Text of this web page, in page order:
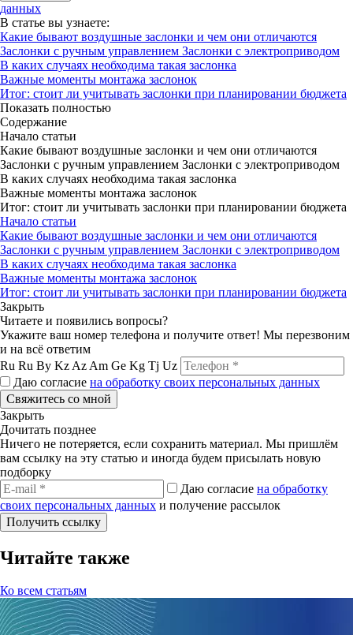
данных
В статье вы узнаете:
Какие бывают воздушные заслонки и чем они отличаются
Заслонки с ручным управлением Заслонки с электроприводом
В каких случаях необходима такая заслонка
Важные моменты монтажа заслонок
Итог: стоит ли учитывать заслонки при планировании бюджета
Показать полностью
Содержание
Начало статьи
Какие бывают воздушные заслонки и чем они отличаются
Заслонки с ручным управлением Заслонки с электроприводом
В каких случаях необходима такая заслонка
Важные моменты монтажа заслонок
Итог: стоит ли учитывать заслонки при планировании бюджета
Начало статьи
Какие бывают воздушные заслонки и чем они отличаются
Заслонки с ручным управлением Заслонки с электроприводом
В каких случаях необходима такая заслонка
Важные моменты монтажа заслонок
Итог: стоит ли учитывать заслонки при планировании бюджета
Закрыть
Читаете и появились вопросы?
Укажите ваш номер телефона и получите ответ! Мы перезвоним
и на всё ответим
Ru Ru By Kz Az Am Ge Kg Tj Uz
Даю согласие на обработку своих персональных данных
Свяжитесь со мной
Закрыть
Дочитать позднее
Ничего не потеряется, если сохранить материал. Мы пришлём
вам ссылку на эту статью и иногда будем присылать новую
подборку
Даю согласие на обработку
своих персональных данных и получение рассылок
Получить ссылку
Читайте также
Ко всем статьям